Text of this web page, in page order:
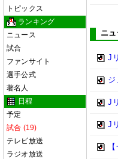
トピックス
ランキング
ニュース
試合
ファンサイト
選手公式
著名人
日程
予定
試合 (19)
テレビ放送
ラジオ放送
ニ
J
ジ
J
J